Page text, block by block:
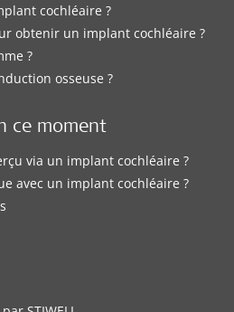
cochléaire ?
obtenir un implant cochléaire ?
?
osseuse ?
ce moment
via un implant cochléaire ?
avec un implant cochléaire ?